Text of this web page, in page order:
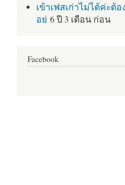
เข้าเฟสเก่าไม่ได้ค่ะต้อ
อย่ 6 ปี 3 เดือน ก่อน
Facebook